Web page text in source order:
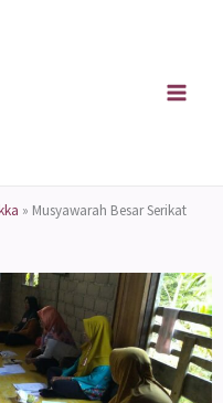
» Musyawarah Besar Serikat